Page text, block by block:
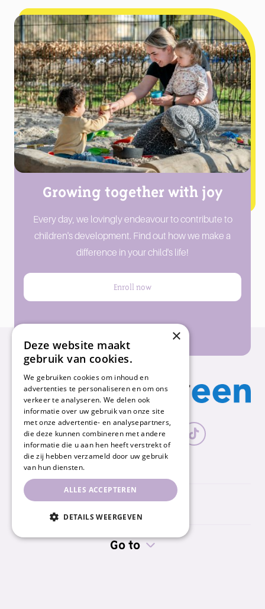
Growing together with joy
Every day, we lovingly endeavour to contribute to
children's development. Find out how we make a
difference in your child's life!
Enroll now
Nummereen
Go to
×
Deze website maakt
gebruik van cookies.
We gebruiken cookies om inhoud en
advertenties te personaliseren en om ons
verkeer te analyseren. We delen ook
informatie over uw gebruik van onze site
met onze advertentie- en analysepartners,
die deze kunnen combineren met andere
informatie die u aan hen heeft verstrekt of
die zij hebben verzameld door uw gebruik
van hun diensten.
ALLES ACCEPTEREN
DETAILS WEERGEVEN